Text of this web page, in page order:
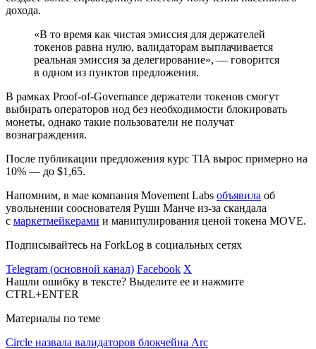
дохода.
«В то время как чистая эмиссия для держателей
токенов равна нулю, валидаторам выплачивается
реальная эмиссия за делегирование», — говорится
в одном из пунктов предложения.
В рамках Proof-of-Governance держатели токенов смогут
выбирать операторов нод без необходимости блокировать
монеты, однако такие пользователи не получат
вознаграждения.
После публикации предложения курс TIA вырос примерно на
10% — до $1,65.
Напомним, в мае компания Movement Labs объявила об
увольнении сооснователя Руши Манче из-за скандала
с маркетмейкерами и манипулирования ценой токена MOVE.
Подписывайтесь на ForkLog в социальных сетях
Telegram (основной канал) Facebook X
Нашли ошибку в тексте? Выделите ее и нажмите
CTRL+ENTER
Материалы по теме
Circle назвала валидаторов блокчейна Arc